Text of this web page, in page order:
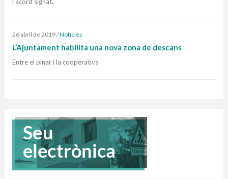
26 abril de 2019/Notícies
L’Ajuntament habilita una nova zona de descans
Entre el pinar i la cooperativa